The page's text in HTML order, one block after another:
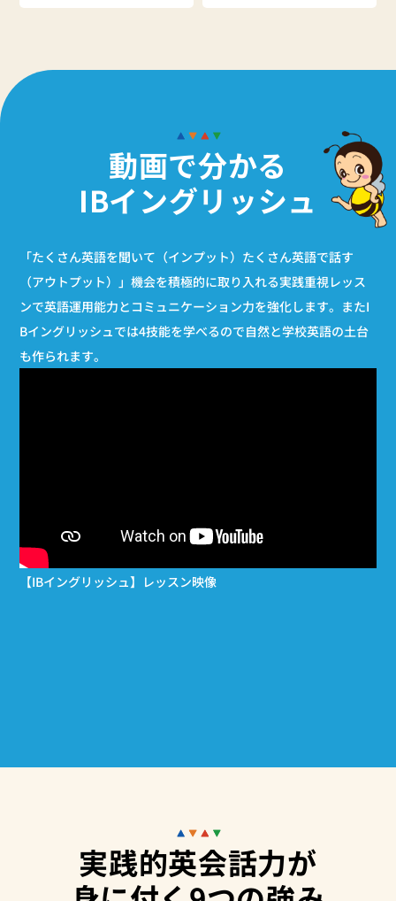
動画で分かる
IBイングリッシュ
「たくさん英語を聞いて（インプット）たくさん英語で話す
（アウトプット）」機会を積極的に取り入れる実践重視レッス
ンで英語運用能力とコミュニケーション力を強化します。またI
Bイングリッシュでは4技能を学べるので自然と学校英語の土台
も作られます。
【IBイングリッシュ】レッスン映像
実践的英会話力が